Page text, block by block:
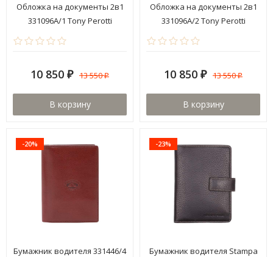
Обложка на документы 2в1
331096A/1 Tony Perotti
10 850 ₽ 13 550₽
В корзину
Обложка на документы 2в1
331096A/2 Tony Perotti
10 850 ₽ 13 550₽
В корзину
-20%
Бумажник водителя 331446/4
-23%
Бумажник водителя Stampa